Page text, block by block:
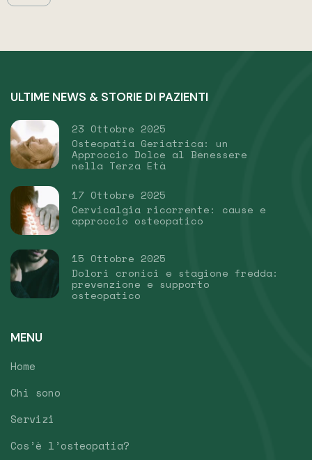
ULTIME NEWS & STORIE DI PAZIENTI
23 Ottobre 2025
Osteopatia Geriatrica: un
Approccio Dolce al Benessere
nella Terza Età
17 Ottobre 2025
Cervicalgia ricorrente: cause e
approccio osteopatico
15 Ottobre 2025
Dolori cronici e stagione fredda:
prevenzione e supporto
osteopatico
MENU
Home
Chi sono
Servizi
Cos’è l’osteopatia?